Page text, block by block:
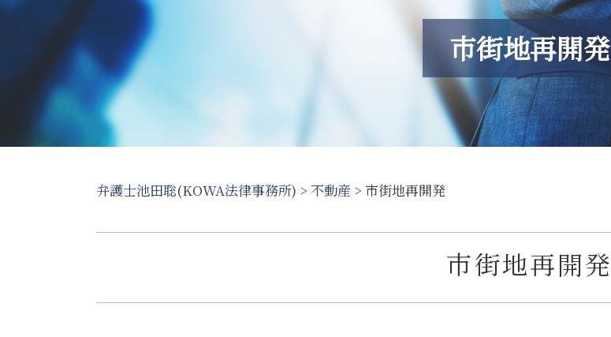
市街地再開発
弁護士池田聡(KOWA法律事務所) > 不動産 > 市街地再開発
市街地再開発